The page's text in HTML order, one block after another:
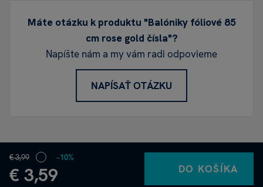
Máte otázku k produktu "Balóniky fóliové 85
cm rose gold čísla"?
Napíšte nám a my vám radi odpovieme
NAPÍSAŤ OTÁZKU
€ 3,99
€ 3,59
−10%
DO KOŠÍKA